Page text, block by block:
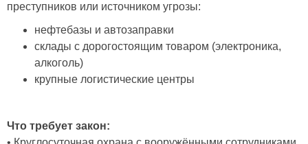
преступников или источником угрозы:
нефтебазы и автозаправки
склады с дорогостоящим товаром (электроника,
алкоголь)
крупные логистические центры
Что требует закон: